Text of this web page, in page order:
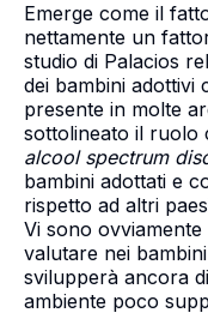
Emerge come il
nettamente un
studio di Palacios
dei bambini adottivi
presente in molte
sottolineato il ruolo
alcool spectrum
bambini adottati e
rispetto ad altri
Vi sono
valutare nei
svilupperà ancora
ambiente poco